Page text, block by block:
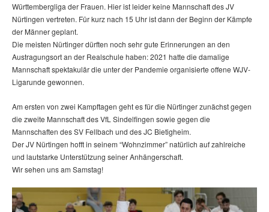
Württembergliga der Frauen. Hier ist leider keine Mannschaft des JV
Nürtingen vertreten. Für kurz nach 15 Uhr ist dann der Beginn der Kämpfe
der Männer geplant.
Die meisten Nürtinger dürften noch sehr gute Erinnerungen an den
Austragungsort an der Realschule haben: 2021 hatte die damalige
Mannschaft spektakulär die unter der Pandemie organisierte offene WJV-
Ligarunde gewonnen.
Am ersten von zwei Kampftagen geht es für die Nürtinger zunächst gegen
die zweite Mannschaft des VfL Sindelfingen sowie gegen die
Mannschaften des SV Fellbach und des JC Bietigheim.
Der JV Nürtingen hofft in seinem “Wohnzimmer” natürlich auf zahlreiche
und lautstarke Unterstützung seiner Anhängerschaft.
Wir sehen uns am Samstag!